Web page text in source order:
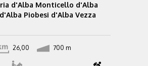
d'Alba Monticello d'Alba
Piobesi d'Alba Vezza
26,00 700 m